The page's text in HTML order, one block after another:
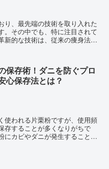
り、最先端の技術を取り入れた
。その中でも、特に注目されて
新的な技術は、従来の痩身法と
保存術！ダニを防ぐプロ
心保存法とは？
使われる片栗粉ですが、使用頻
存することが多くなりがちで
にカビやダニが発生することが